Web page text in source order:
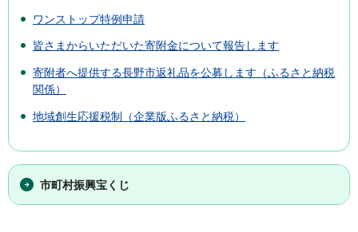
ワンストップ特例申請
皆さまからいただいた寄附金について報告します
寄附者へ提供する長野市返礼品を公募します（ふるさと納税
関係）
地域創生応援税制（企業版ふるさと納税）
市町村振興宝くじ